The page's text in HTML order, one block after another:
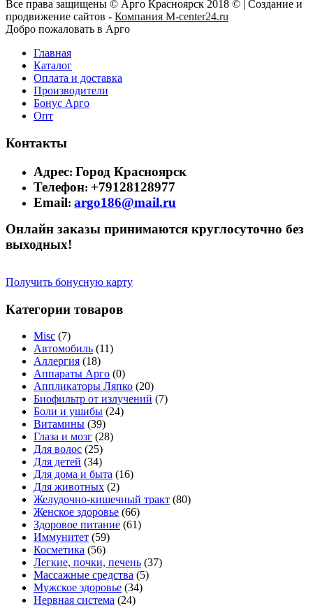
Все права защищены © Арго Красноярск 2018 © | Создание и
продвижение сайтов - Компания M-center24.ru
Добро пожаловать в Арго
Главная
Каталог
Оплата и доставка
Производители
Бонус Арго
Опт
Контакты
Адрес: Город Красноярск
Телефон: +79128128977
Email: argo186@mail.ru
Онлайн заказы принимаются круглосуточно без
выходных!
Получить бонусную карту
Категории товаров
Misc (7)
Автомобиль (11)
Аллергия (18)
Аппараты Арго (0)
Аппликаторы Ляпко (20)
Биофильтр от излучений (7)
Боли и ушибы (24)
Витамины (39)
Глаза и мозг (28)
Для волос (25)
Для детей (34)
Для дома и быта (16)
Для животных (2)
Желудочно-кишечный тракт (80)
Женское здоровье (66)
Здоровое питание (61)
Иммунитет (59)
Косметика (56)
Легкие, почки, печень (37)
Массажные средства (5)
Мужское здоровье (34)
Нервная система (24)